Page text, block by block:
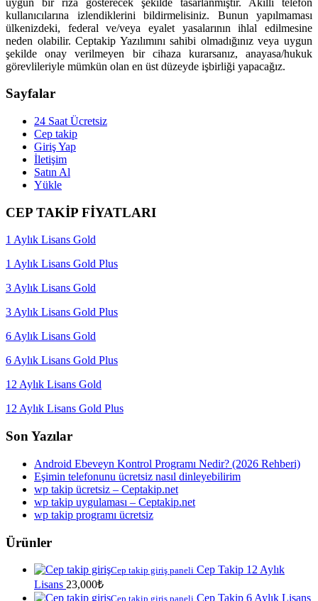
kullanıcılarına izlendiklerini bildirmelisiniz. Bunun yapılmaması
ülkenizdeki, federal ve/veya eyalet yasalarının ihlal edilmesine
neden olabilir. Ceptakip Yazılımını sahibi olmadığınız veya uygun
şekilde onay verilmeyen bir cihaza kurarsanız, anayasa/hukuk
görevlileriyle mümkün olan en üst düzeyde işbirliği yapacağız.
Sayfalar
24 Saat Ücretsiz
Cep takip
Giriş Yap
İletişim
Satın Al
Yükle
CEP TAKİP FİYATLARI
1 Aylık Lisans Gold
1 Aylık Lisans Gold Plus
3 Aylık Lisans Gold
3 Aylık Lisans Gold Plus
6 Aylık Lisans Gold
6 Aylık Lisans Gold Plus
12 Aylık Lisans Gold
12 Aylık Lisans Gold Plus
Son Yazılar
Android Ebeveyn Kontrol Programı Nedir? (2026 Rehberi)
Eşimin telefonunu ücretsiz nasıl dinleyebilirim
wp takip ücretsiz – Ceptakip.net
wp takip uygulaması – Ceptakip.net
wp takip programı ücretsiz
Ürünler
Cep takip giriş paneli Cep Takip 12 Aylık
Lisans 23,000₺
Cep takip giriş paneli Cep Takip 6 Aylık Lisans